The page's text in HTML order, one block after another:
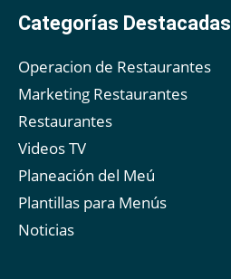
Categorías Destacadas
Operacion de Restaurantes
Marketing Restaurantes
Restaurantes
Videos TV
Planeación del Meú
Plantillas para Menús
Noticias